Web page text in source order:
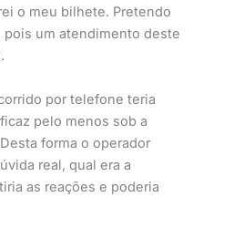
o meu bilhete. Pretendo
um atendimento deste
por telefone teria
pelo menos sob a
forma o operador
real, qual era a
as reações e poderia